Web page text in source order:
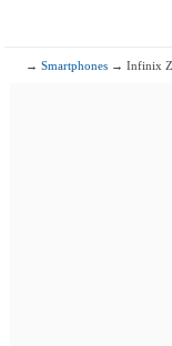
→Smartphones → Infinix